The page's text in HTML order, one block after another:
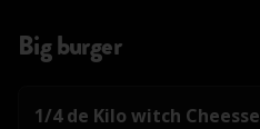
Big burger
1/4 de Kilo witch Cheesse